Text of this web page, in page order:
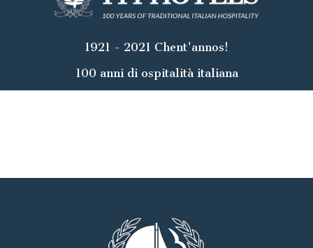
1921 - 2021 Chent'annos!
100 anni di ospitalità italiana